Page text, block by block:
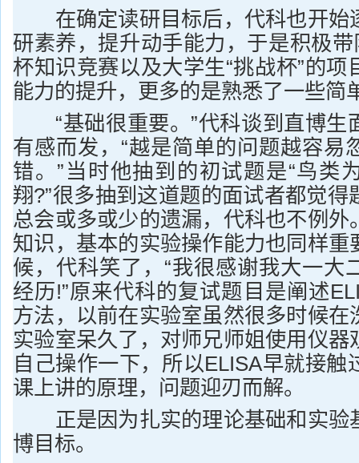
在确定读研目标后，代科也开始
研素养，提升动手能力，于是积极带
杯知识竞赛以及大学生“挑战杯”的项
能力的提升，更多的是熟悉了一些简
“基础很重要。”代科谈到直博生
有感而发，“越是简单的问题越容易
错。”当时他抽到的初试题是“鸟类
翔?”很多抽到这道题的面试者都觉得
总会或多或少的遗漏，代科也不例外
知识，基本的实验操作能力也同样重
候，代科笑了，“我很感谢我大一大
经历!”原来代科的复试题目是阐述
方法，以前在实验室虽然很多时候在
实验室呆久了，对师兄师姐使用仪器
自己操作一下，所以ELISA早就接触
课上讲的原理，问题迎刃而解。
正是因为扎实的理论基础和实验
博目标。